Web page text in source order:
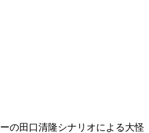
の田口清隆シナリオによる大怪